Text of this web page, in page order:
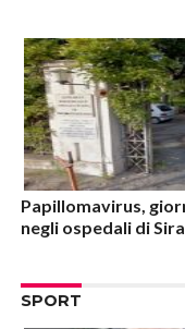
Papillomavirus,
negli ospedali di
SPORT